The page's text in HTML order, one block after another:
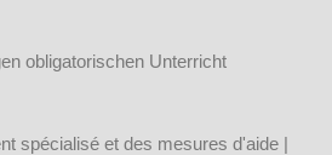
obligatorischen Unterricht
spécialisé et des mesures d'aide |